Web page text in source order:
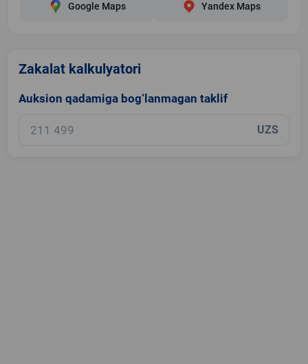
Google Maps Yandex Maps
Zakalat kalkulyatori
Auksion qadamiga bog‘lanmagan taklif
UZS